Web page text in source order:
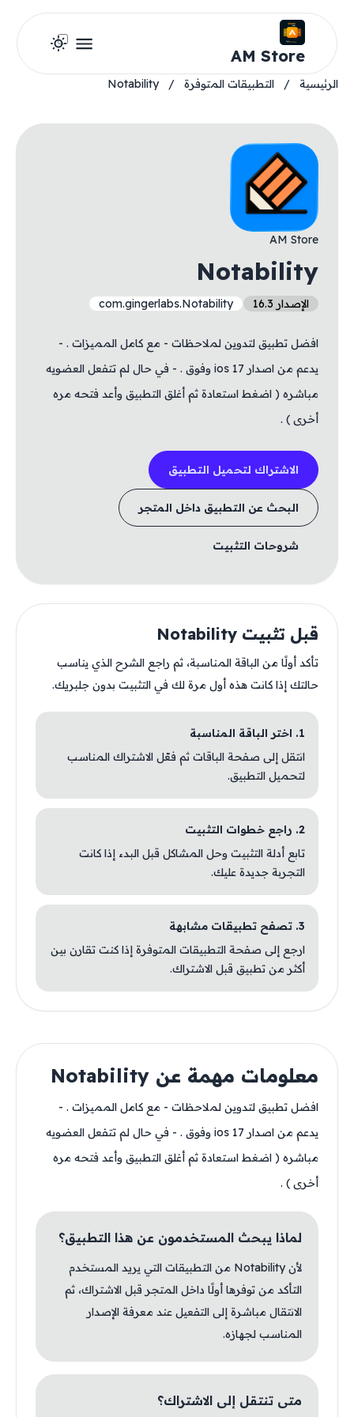
AM Store
الرئيسية / التطبيقات المتوفرة /
Notability
AM Store
Notability
الإصدار 16.3 com.gingerlabs.Notability
افضل تطبيق لتدوين لملاحظات - مع كامل المميزات . -
يدعم من اصدار ios 17 وفوق . - في حال لم تتفعل العضويه
مباشره ( اضغط استعادة ثم أغلق التطبيق وأعد فتحه مره
أخرى ) .
الاشتراك لتحميل التطبيق
البحث عن التطبيق داخل المتجر
شروحات التثبيت
قبل تثبيت Notability
تأكد أولًا من الباقة المناسبة، ثم راجع الشرح الذي يناسب
حالتك إذا كانت هذه أول مرة لك في التثبيت بدون جلبريك.
1. اختر الباقة المناسبة
انتقل إلى صفحة الباقات ثم فعّل الاشتراك المناسب
لتحميل التطبيق.
2. راجع خطوات التثبيت
تابع أدلة التثبيت وحل المشاكل قبل البدء إذا كانت
التجربة جديدة عليك.
3. تصفح تطبيقات مشابهة
ارجع إلى صفحة التطبيقات المتوفرة إذا كنت تقارن بين
أكثر من تطبيق قبل الاشتراك.
معلومات مهمة عن Notability
افضل تطبيق لتدوين لملاحظات - مع كامل المميزات . -
يدعم من اصدار ios 17 وفوق . - في حال لم تتفعل العضويه
مباشره ( اضغط استعادة ثم أغلق التطبيق وأعد فتحه مره
أخرى ) .
لماذا يبحث المستخدمون عن هذا التطبيق؟
لأن Notability من التطبيقات التي يريد المستخدم
التأكد من توفرها أولًا داخل المتجر قبل الاشتراك، ثم
الانتقال مباشرة إلى التفعيل عند معرفة الإصدار
المناسب لجهازه.
متى تنتقل إلى الاشتراك؟